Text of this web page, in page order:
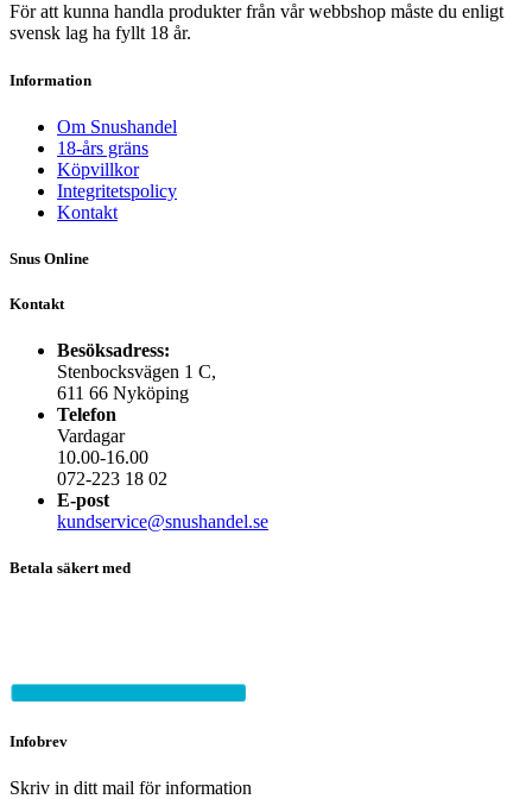
För att kunna handla produkter från vår webbshop måste du enligt
svensk lag ha fyllt 18 år.
Information
Om Snushandel
18-års gräns
Köpvillkor
Integritetspolicy
Kontakt
Snus Online
Kontakt
Besöksadress:
Stenbocksvägen 1 C,
611 66 Nyköping
Telefon
Vardagar
10.00-16.00
072-223 18 02
E-post
kundservice@snushandel.se
Betala säkert med
Infobrev
Skriv in ditt mail för information